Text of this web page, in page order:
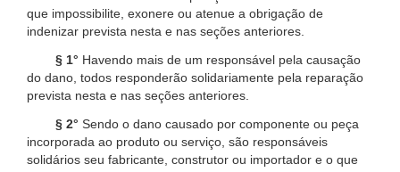
que impossibilite, exonere ou atenue a obrigação de
indenizar prevista nesta e nas seções anteriores.
§ 1° Havendo mais de um responsável pela causação
do dano, todos responderão solidariamente pela reparação
prevista nesta e nas seções anteriores.
§ 2° Sendo o dano causado por componente ou peça
incorporada ao produto ou serviço, são responsáveis
solidários seu fabricante, construtor ou importador e o que